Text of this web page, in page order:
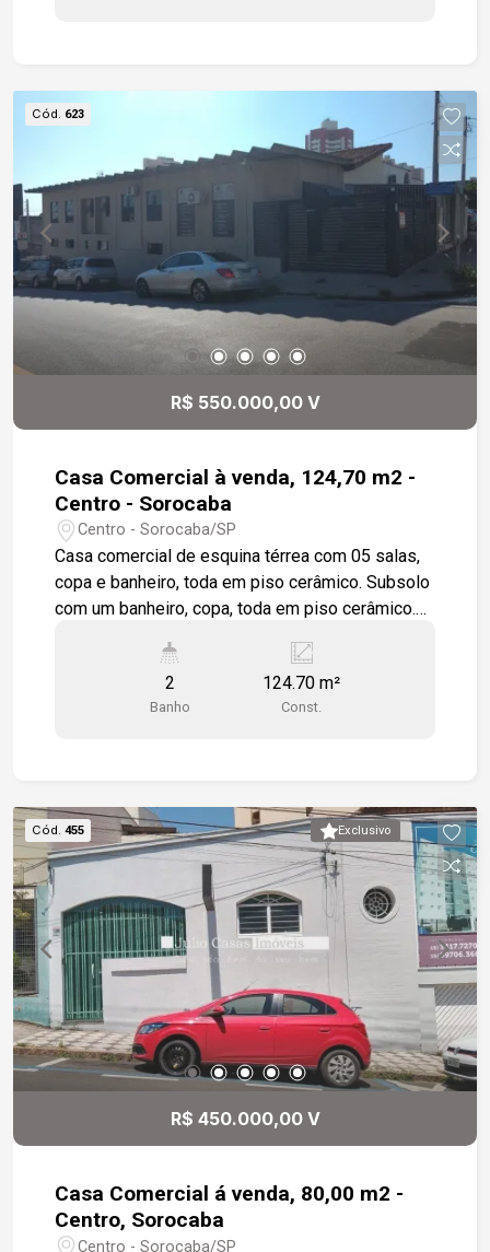
Cód. 623
R$ 550.000,00 V
Casa Comercial à venda, 124,70 m2 -
Centro - Sorocaba
Centro - Sorocaba/SP
Casa comercial de esquina térrea com 05 salas,
copa e banheiro, toda em piso cerâmico. Subsolo
com um banheiro, copa, toda em piso cerâmico.
Afonso Vergueiro.
2
Banho
124.70 m²
Const.
Exclusivo
Cód. 455
R$ 450.000,00 V
Casa Comercial á venda, 80,00 m2 -
Centro, Sorocaba
Centro - Sorocaba/SP